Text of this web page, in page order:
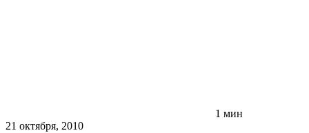
1 мин
21 октября, 2010